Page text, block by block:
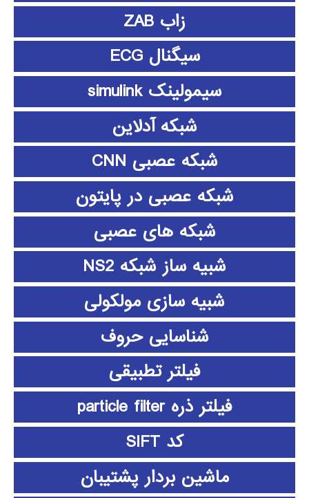
زاب ZAB
سیگنال ECG
سیمولینک simulink
شبکه آدلاین
شبکه عصبی CNN
شبکه عصبی در پایتون
شبکه های عصبی
شبیه ساز شبکه NS2
شبیه سازی مولکولی
شناسایی حروف
فیلتر تطبیقی
فیلتر ذره particle filter
کد SIFT
ماشین بردار پشتیبان